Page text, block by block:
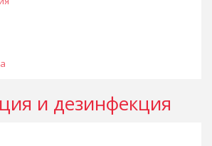
и дезинфекция